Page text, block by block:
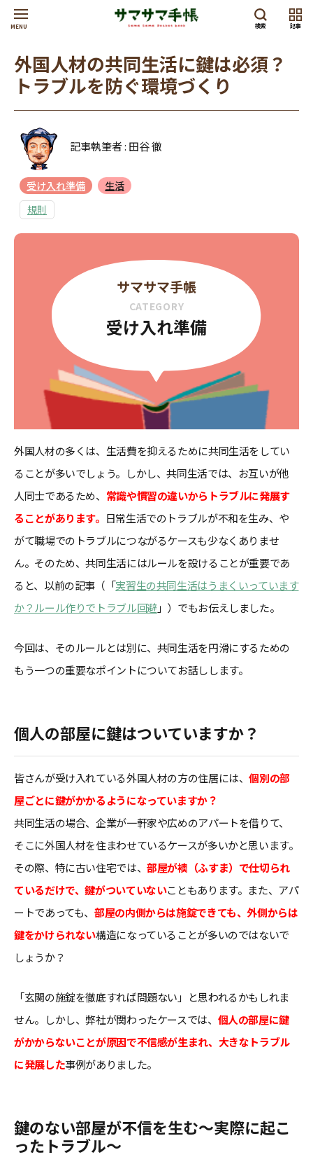
MENU 検索 記事
外国人材の共同生活に鍵は必須？
トラブルを防ぐ環境づくり
記事執筆者 : 田谷 徹
受け入れ準備
生活
規則
サマサマ手帳
CATEGORY
受け入れ準備
外国人材の多くは、生活費を抑えるために共同生活をしてい
ることが多いでしょう。しかし、共同生活では、お互いが他
人同士であるため、 常識や慣習の違いからトラブルに発展す
ることがあります。 日常生活でのトラブルが不和を生み、や
がて職場でのトラブルにつながるケースも少なくありませ
ん。そのため、共同生活にはルールを設けることが重要であ
ると、以前の記事（「実習生の共同生活はうまくいっています
か？ルール作りでトラブル回避」）でもお伝えしました。
今回は、そのルールとは別に、共同生活を円滑にするための
もう一つの重要なポイントについてお話しします。
個人の部屋に鍵はついていますか？
皆さんが受け入れている外国人材の方の住居には、個別の部
屋ごとに鍵がかかるようになっていますか？
共同生活の場合、企業が一軒家や広めのアパートを借りて、
そこに外国人材を住まわせているケースが多いかと思います。
その際、特に古い住宅では、部屋が襖（ふすま）で仕切られ
ているだけで、鍵がついていないこともあります。また、アパ
ートであっても、 部屋の内側からは施錠できても、外側からは
鍵をかけられない構造になっていることが多いのではないで
しょうか？
「玄関の施錠を徹底すれば問題ない」と思われるかもしれま
せん。しかし、弊社が関わったケースでは、 個人の部屋に鍵
がかからないことが原因で不信感が生まれ、大きなトラブル
に発展した事例がありました。
鍵のない部屋が不信を生む〜実際に起こ
ったトラブル〜